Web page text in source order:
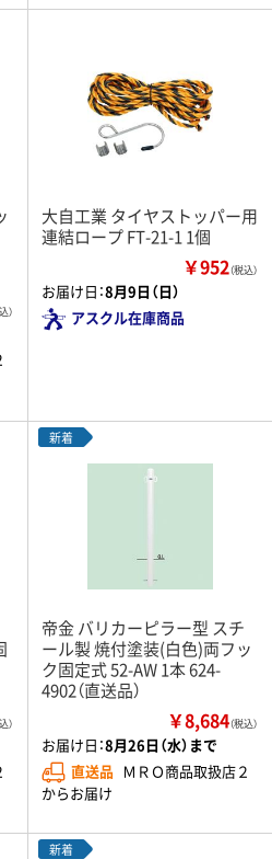
）
大自工業 タイヤストッパー用
連結ロープ FT-21-1 1個
￥952（税込）
お届け日：8月9日（日）
アスクル在庫商品
）
新着
帝金 バリカーピラー型 スチ
ール製 焼付塗装(白色)両フッ
ク固定式 52-AW 1本 624-
4902（直送品）
￥8,684（税込）
お届け日：8月26日（水）まで
直送品 ＭＲＯ商品取扱店２
からお届け
新着